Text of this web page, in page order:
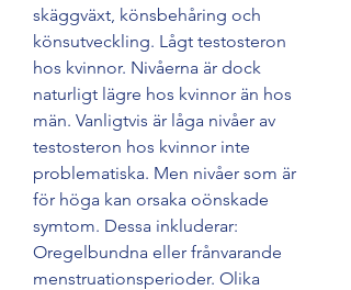
skäggväxt, könsbehåring och
könsutveckling. Lågt testosteron
hos kvinnor. Nivåerna är dock
naturligt lägre hos kvinnor än hos
män. Vanligtvis är låga nivåer av
testosteron hos kvinnor inte
problematiska. Men nivåer som är
för höga kan orsaka oönskade
symtom. Dessa inkluderar:
Oregelbundna eller frånvarande
menstruationsperioder. Olika